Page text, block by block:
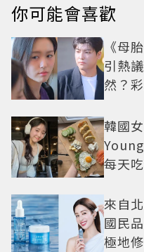
你可能會喜歡
《母
引熱
然？
韓國
每天
來自
國民
極地